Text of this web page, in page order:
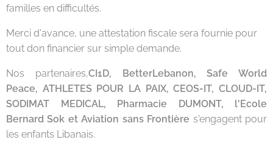
familles en difficultés.
Merci d'avance, une attestation fiscale sera fournie pour
tout don financier sur simple demande.
Nos partenaires,CI1D, BetterLebanon, Safe World
Peace, ATHLETES POUR LA PAIX, CEOS-IT, CLOUD-IT,
SODIMAT MEDICAL, Pharmacie DUMONT, l'Ecole
Bernard Sok et Aviation sans Frontière s'engagent pour
les enfants Libanais.